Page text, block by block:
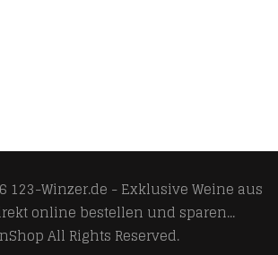
123-Winzer.de - Exklusive Weine aus
online bestellen und sparen...
All Rights Reserved.